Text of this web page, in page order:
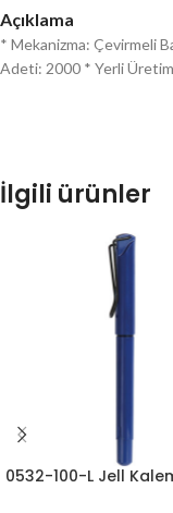
Açıklama
* Mekanizma: Çevirmeli
Adeti: 2000 * Yerli Üretim
İlgili ürünler
0532-100-L Jell